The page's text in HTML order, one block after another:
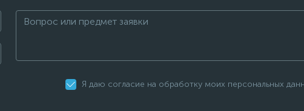
Я даю согласие на обработку моих персональных